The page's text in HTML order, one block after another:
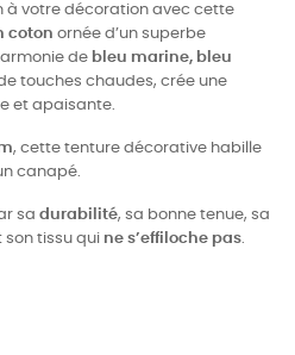
à votre décoration avec cette
coton ornée d’un superbe
de bleu marine, bleu
touches chaudes, crée une
et apaisante.
, cette tenture décorative habille
canapé.
sa durabilité, sa bonne tenue, sa
son tissu qui ne s’effiloche pas.